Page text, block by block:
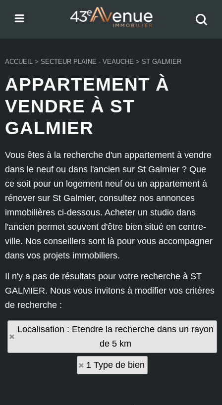
ACCUEIL > SECTEUR PLAINE - VEAUCHE > ST GALMIER
APPARTEMENT À
VENDRE À ST
GALMIER
Vous êtes à la recherche d'un appartement à vendre
dans le neuf ou dans l'ancien sur St Galmier ? Que
ce soit pour un logement neuf ou un appartement à
rénover sur St Galmier, consultez nos annonces
immobilières ci-dessous. Acheter un studio dans
l'ancien permet souvent d'être bien situé en centre-
ville. Nos conseillers sont là pour vous accompagner
dans vos projets immobiliers.
Il n'y a pas de résultats pour votre recherche à ST
GALMIER. Nous vous invitons à modifier vos critères
de recherche :
Localisation : Etendre la recherche dans un rayon
de 5 km
1 Type de bien